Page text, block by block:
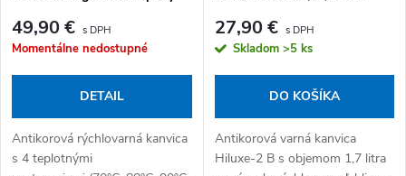
49,90 €
Momentálne nedostupné
DETAIL
Antikorová rýchlovarná kanvica
s 4 teplotnými
27,90 €
Skladom >5 ks
DO KOŠÍKA
Antikorová varná kanvica
Hiluxe-2 B s objemom 1,7 litra